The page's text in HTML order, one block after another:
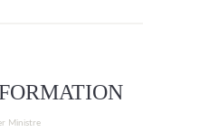
Ministre